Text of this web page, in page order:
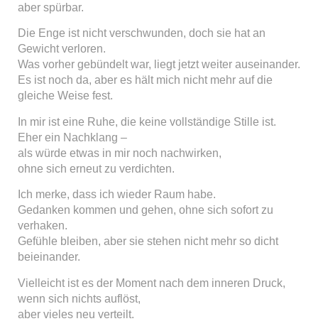
aber spürbar.
Die Enge ist nicht verschwunden, doch sie hat an
Gewicht verloren.
Was vorher gebündelt war, liegt jetzt weiter auseinander.
Es ist noch da, aber es hält mich nicht mehr auf die
gleiche Weise fest.
In mir ist eine Ruhe, die keine vollständige Stille ist.
Eher ein Nachklang –
als würde etwas in mir noch nachwirken,
ohne sich erneut zu verdichten.
Ich merke, dass ich wieder Raum habe.
Gedanken kommen und gehen, ohne sich sofort zu
verhaken.
Gefühle bleiben, aber sie stehen nicht mehr so dicht
beieinander.
Vielleicht ist es der Moment nach dem inneren Druck,
wenn sich nichts auflöst,
aber vieles neu verteilt.